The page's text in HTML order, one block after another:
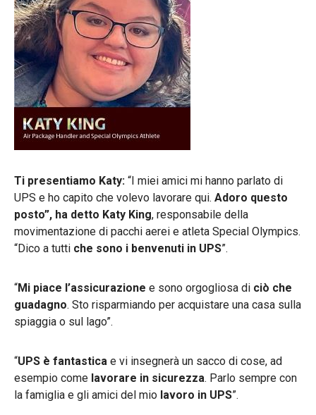
Ti presentiamo Katy: “I miei amici mi hanno parlato di
UPS e ho capito che volevo lavorare qui. Adoro questo
posto”, ha detto Katy King, responsabile della
movimentazione di pacchi aerei e atleta Special Olympics.
“Dico a tutti che sono i benvenuti in UPS”.
“Mi piace l’assicurazione e sono orgogliosa di ciò che
guadagno. Sto risparmiando per acquistare una casa sulla
spiaggia o sul lago”.
“UPS è fantastica e vi insegnerà un sacco di cose, ad
esempio come lavorare in sicurezza. Parlo sempre con
la famiglia e gli amici del mio lavoro in UPS”.